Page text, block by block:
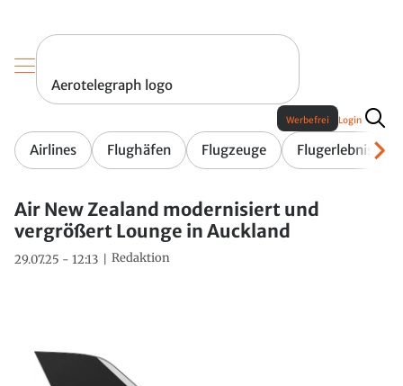
Aerotelegraph logo
Airlines Flughäfen Flugzeuge Flugerlebnis
Werbefrei Login
Air New Zealand modernisiert und
vergrößert Lounge in Auckland
29.07.25 - 12:13 Redaktion